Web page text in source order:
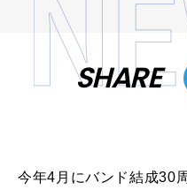
SHARE
今年4月にバンド結成30